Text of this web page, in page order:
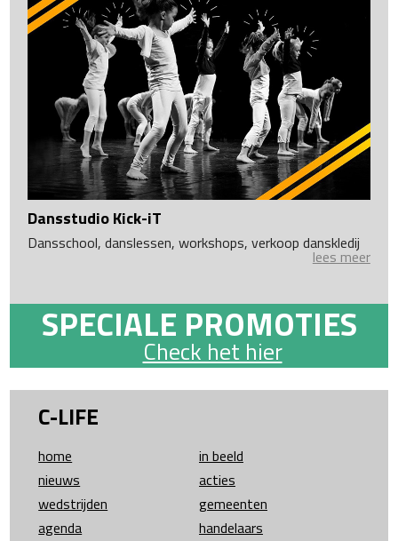
Dansstudio Kick-iT
Dansschool, danslessen, workshops, verkoop danskledij
lees meer
SPECIALE PROMOTIES
Check het hier
C-LIFE
home
in beeld
nieuws
acties
wedstrijden
gemeenten
agenda
handelaars